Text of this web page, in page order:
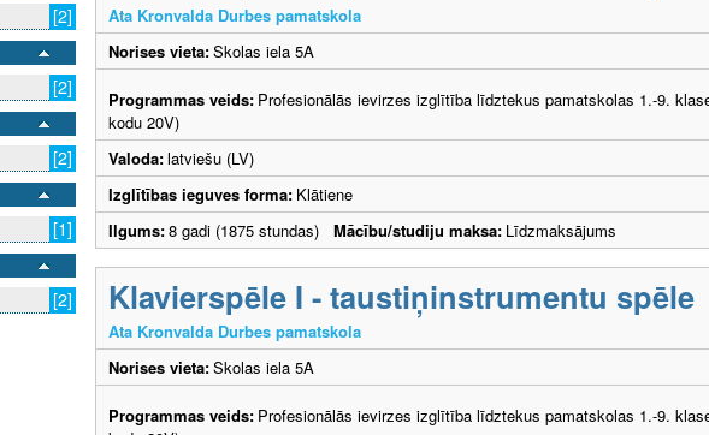
[2]
[2]
[2]
[1]
[2]
Ata Kronvalda Durbes pamatskola
Norises vieta:Skolas iela 5A
Programmas veids: Profesionālās ievirzes izglītība līdztekus pamatskolas 1.-9.
kodu 20V)
Valoda:latviešu (LV)
Izglītības ieguves forma: Klātiene
Ilgums:8 gadi (1875 stundas) Mācību/studiju maksa: Līdzmaksājums
Klavierspēle I - taustiņinstrumentu spēle
Ata Kronvalda Durbes pamatskola
Norises vieta:Skolas iela 5A
Programmas veids: Profesionālās ievirzes izglītība līdztekus pamatskolas 1.-9.